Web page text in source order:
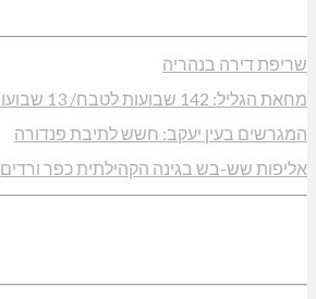
שריפת דירה בנהריה
מחאת הגליל: 142 שבועות לטבח/ 13 שבועות לתיקון
המגרשים בעין יעקב: חשש לתיבת פנדורה
אליפות שש-בש בגינה הקהילתית כפר ורדים